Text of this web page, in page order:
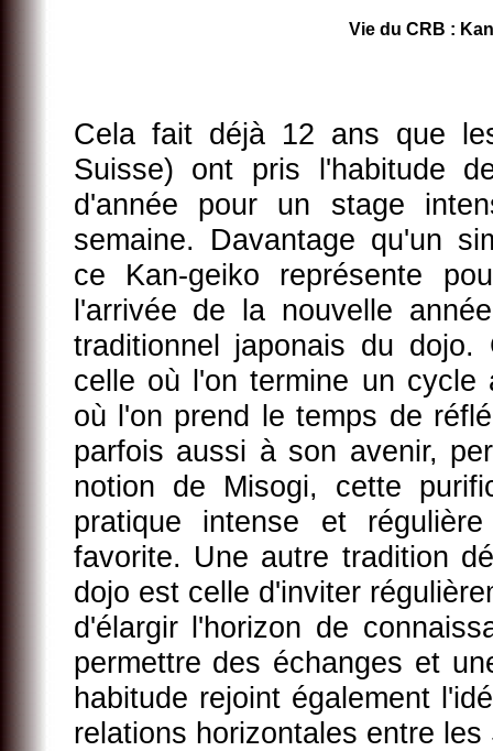
Vie du CRB :
Cela fait déjà 12 ans que
Suisse) ont pris l'habitude
d'année pour un stage
semaine. Davantage qu'un
ce Kan-geiko représente
l'arrivée de la nouvelle
traditionnel japonais du
celle où l'on termine un cycle
où l'on prend le temps de
parfois aussi à son avenir,
notion de Misogi, cette
pratique intense et
favorite. Une autre tradition
dojo est celle d'inviter
d'élargir l'horizon de
permettre des échanges et
habitude rejoint également
relations horizontales entre